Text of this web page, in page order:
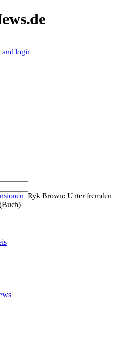
and login
Ryk Brown: Unter fremden